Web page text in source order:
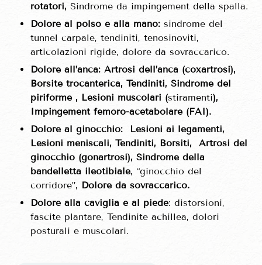
rotatori, Sindrome da impingement della spalla.
Dolore al polso e alla mano: sindrome del
tunnel carpale, tendiniti, tenosinoviti,
articolazioni rigide, dolore da sovraccarico.
Dolore all’anca: Artrosi dell’anca (coxartrosi),
Borsite trocanterica, Tendiniti, Sindrome del
piriforme , Lesioni muscolari (stiramenti),
Impingement femoro-acetabolare (FAI).
Dolore al ginocchio:
Lesioni ai legamenti,
Lesioni meniscali, Tendiniti, Borsiti, Artrosi del
ginocchio (gonartrosi), Sindrome della
bandelletta ileotibiale, “ginocchio del
corridore”, Dolore da sovraccarico.
Dolore alla caviglia e al piede: distorsioni,
fascite plantare, Tendinite achillea, dolori
posturali e muscolari.